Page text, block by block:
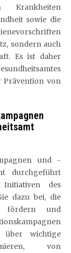
sowie die
sondern auch
Es ist daher
Prävention von
und -
durchgeführt
des
dazu bei, die
fördern und
wichtige
von